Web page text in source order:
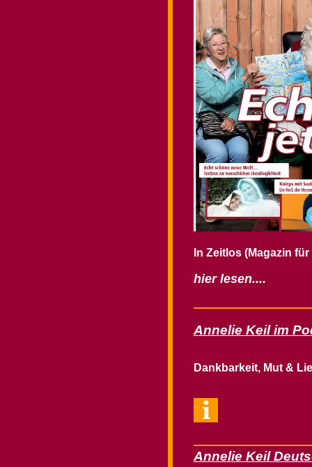
In Zeitlos (Magazin
hier lesen....
Annelie Keil im
Dankbarkeit, Mut &
Annelie Keil